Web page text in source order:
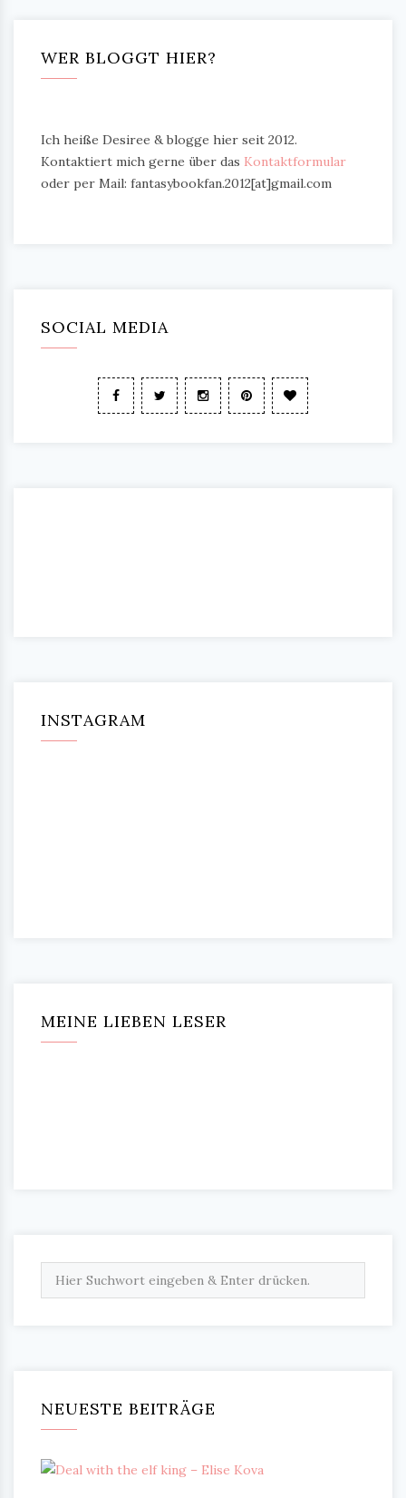
WER BLOGGT HIER?
Ich heiße Desiree & blogge hier seit 2012.
Kontaktiert mich gerne über das Kontaktformular
oder per Mail: fantasybookfan.2012[at]gmail.com
SOCIAL MEDIA
INSTAGRAM
MEINE LIEBEN LESER
NEUESTE BEITRÄGE